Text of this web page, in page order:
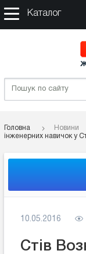
Каталог
Головна Новини
інженерних навичок у
10.05.2016
Стів